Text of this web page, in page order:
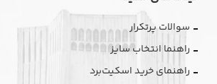
سوالات پرتکرار
راهنما انتخاب سایز
راهنمای خرید اسکیت‌برد